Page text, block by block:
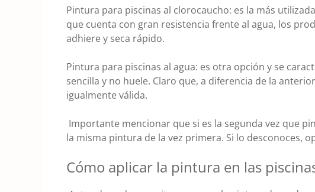
Pintura para piscinas al clorocaucho: es la más
que cuenta con gran resistencia frente al agua, los
adhiere y seca rápido.
Pintura para piscinas al agua: es otra opción y se
sencilla y no huele. Claro que, a diferencia de la
igualmente válida.
Importante mencionar que si es la segunda vez que
la misma pintura de la vez primera. Si lo desconoces,
Cómo aplicar la pintura en las